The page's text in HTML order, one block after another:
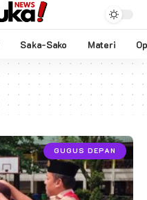
Saka-Sako Materi
GUGUS DEPAN